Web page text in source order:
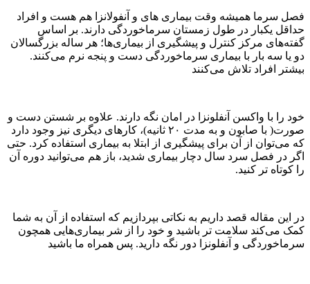
فصل سرما همیشه وقت بیماری های و آنفولانزا هم هست و افراد
حداقل یکبار در طول زمستان سرماخوردگی دارند. بر اساس
گفته‌های مرکز کنترل و پیشگیری از بیماری‌ها؛ هر ساله بزرگسالان
دو یا سه بار با بیماری سرماخوردگی دست و پنجه نرم می‌کنند.
بیشتر افراد تلاش می‌کنند
خود را با واکسن آنفلونزا در امان نگه دارند. علاوه بر شستن دست و
صورت( با صابون و به مدت ۲۰ ثانیه)، کارهای دیگری نیز وجود دارد
که می‌توان از آن برای پیشگیری از ابتلا به بیماری استفاده کرد. حتی
اگر در فصل سرد سال دچار بیماری شدید، باز هم می‌توانید دوره آن
را کوتاه تر کنید.
در این مقاله قصد داریم به نکاتی بپردازیم که استفاده از آن به شما
کمک می‌کند سلامت تر باشید و خود را از شر بیماری‌هایی همچون
سرماخوردگی و آنفلونزا دور نگه دارید. پس همراه ما باشید